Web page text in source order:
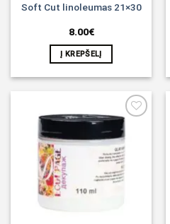
Soft Cut linoleumas 21×30
8.00€
Į KREPŠELĮ
Noriu!